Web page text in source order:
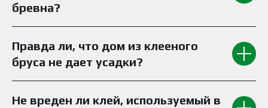
бревна?
Правда ли, что дом из клееного
бруса не дает усадки?
Не вреден ли клей, используемый в